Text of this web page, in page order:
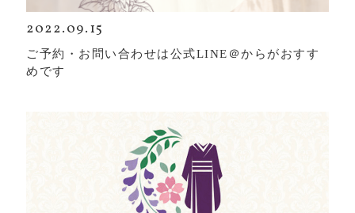
2022.09.15
ご予約・お問い合わせは公式LINE＠からがおすす
めです